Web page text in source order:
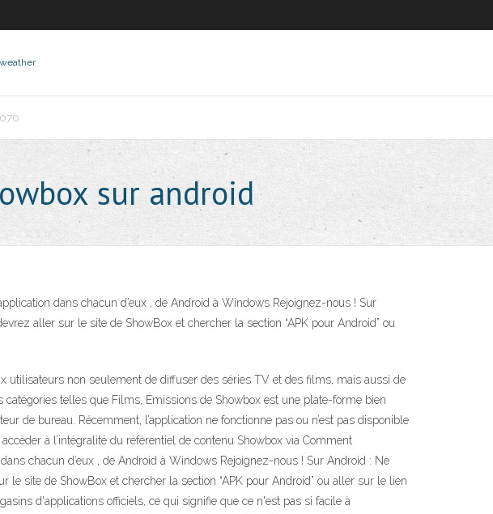
sur android
dans chacun d’eux , de Android à Windows Rejoignez-nous ! Sur
aller sur le site de ShowBox et chercher la section “APK pour Android” ou
utilisateurs non seulement de diffuser des séries TV et des films, mais aussi de
telles que Films, Émissions de Showbox est une plate-forme bien
de bureau. Récemment, l’application ne fonctionne pas ou n’est pas disponible
à l’intégralité du référentiel de contenu Showbox via Comment
chacun d’eux , de Android à Windows Rejoignez-nous ! Sur Android : Ne
site de ShowBox et chercher la section “APK pour Android” ou aller sur le lien
d'applications officiels, ce qui signifie que ce n'est pas si facile à